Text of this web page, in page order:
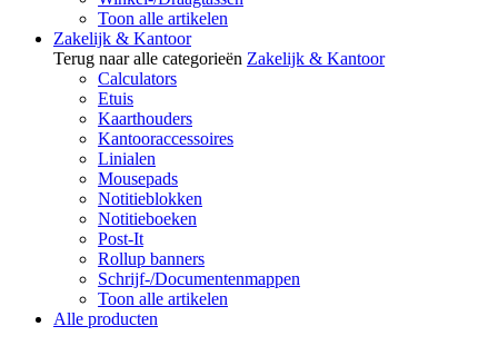
Toon alle artikelen
Zakelijk & Kantoor
Terug naar alle categorieën Zakelijk & Kantoor
Calculators
Etuis
Kaarthouders
Kantooraccessoires
Linialen
Mousepads
Notitieblokken
Notitieboeken
Post-It
Rollup banners
Schrijf-/Documentenmappen
Toon alle artikelen
Alle producten